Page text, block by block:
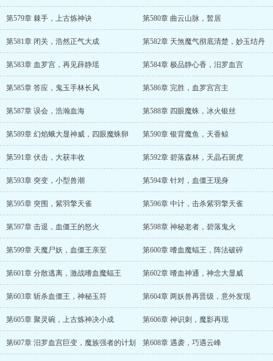
第579章 棘手，上古炼神诀 第580章 曲云山脉，暂居
第581章 闭关，浩然正气大成 第582章 天煞魔气彻底清楚，妙玉结丹
第583章 血罗宫，再见薛静瑶 第584章 极品静心香，汨罗血宫
第585章 答应，鬼玉手林长风 第586章 完胜，血罗宫宫主
第587章 误会，浩瀚血海 第588章 四眼魔蛛，冰火银丝
第589章 幻焰蛾大显神威，四眼魔蛛卵 第590章 银背魔鱼，天香鲸
第591章 伏击，大获丰收 第592章 碧落森林，天晶石斑虎
第593章 突变，小型兽潮 第594章 针对，血僵王现身
第595章 突围，紫羽擎天雀 第596章 中计，击杀紫羽擎天雀
第597章 击退，血僵王的怒火 第598章 神秘老者，碧落鬼火
第599章 天魔尸妖，血僵王亲至 第600章 嗜血魔蝠王，阵法破碎
第601章 分散逃离，激战嗜血魔蝠王 第602章 嗜血神通，神念大显威
第603章 斩杀血僵王，神秘玉符 第604章 两妖兽再晋级，意外发现
第605章 聚灵碗，上古炼神决小成 第606章 神识刺，魔影再现
第607章 汨罗血宫巨变，魔族强者的计划 第608章 遇袭，巧遇云峰